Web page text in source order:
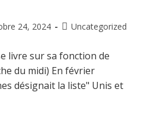
24, 2024 Uncategorized
livre sur sa fonction de
du midi) En février
désignait la liste" Unis et